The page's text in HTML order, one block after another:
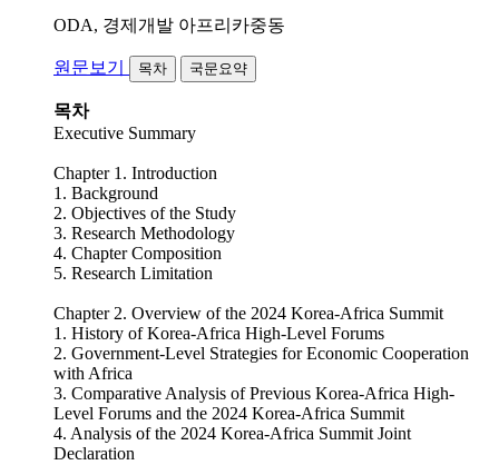
ODA, 경제개발 아프리카중동
원문보기 목차 국문요약
목차
Executive Summary
Chapter 1. Introduction
1. Background
2. Objectives of the Study
3. Research Methodology
4. Chapter Composition
5. Research Limitation
Chapter 2. Overview of the 2024 Korea-Africa Summit
1. History of Korea-Africa High-Level Forums
2. Government-Level Strategies for Economic Cooperation
with Africa
3. Comparative Analysis of Previous Korea-Africa High-
Level Forums and the 2024 Korea-Africa Summit
4. Analysis of the 2024 Korea-Africa Summit Joint
Declaration